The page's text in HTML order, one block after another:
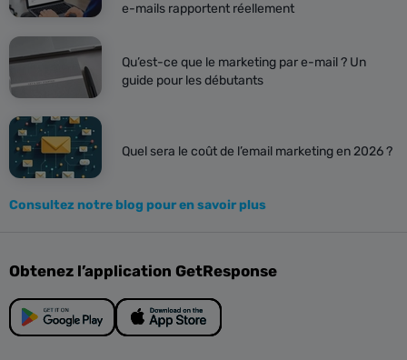
e-mails rapportent réellement
Qu’est-ce que le marketing par e-mail ? Un
guide pour les débutants
Quel sera le coût de l’email marketing en 2026 ?
Consultez notre blog pour en savoir plus
Obtenez l’application GetResponse